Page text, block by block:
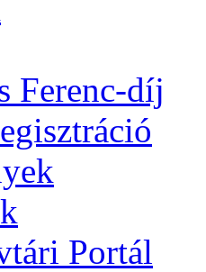
Ferenc-díj
Portál